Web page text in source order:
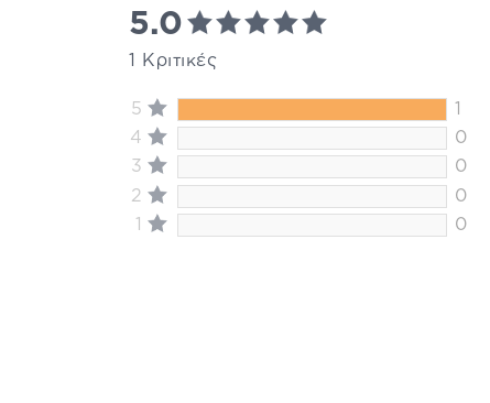
5.0
1 Κριτικές
5
1
4
0
3
0
2
0
1
0